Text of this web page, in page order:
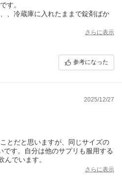
す。
、冷蔵庫に入れたままで錠剤ばか
ってないので安心して飲めます。
さらに表示
参考になった
2025/12/27
とだと思いますが、同じサイズの
です。自分は他のサプリも服用する
でいます。
さらに表示